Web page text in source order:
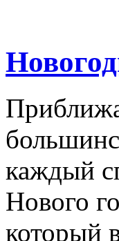
каждый
Нового
который